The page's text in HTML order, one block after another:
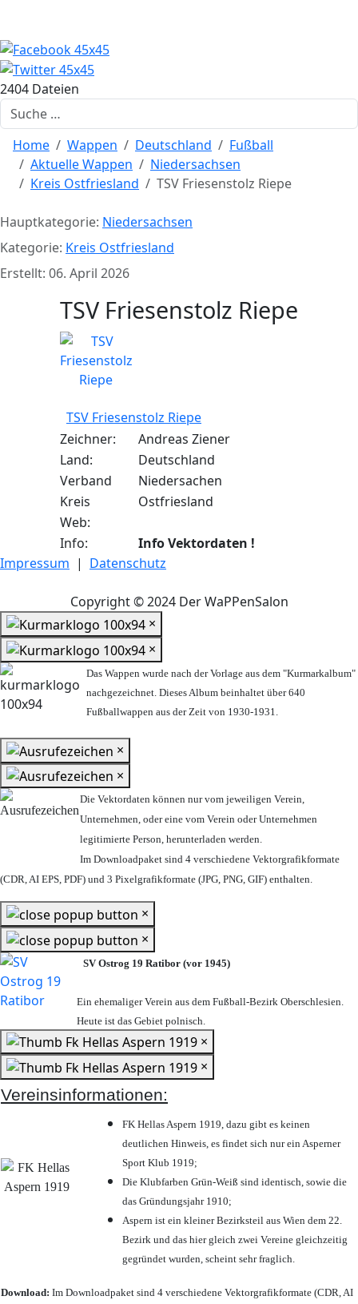
2404 Dateien
Suchen
Home Wappen Deutschland
Fußball
Aktuelle Wappen
Niedersachsen
Kreis Ostfriesland
TSV Friesenstolz Riepe
Hauptkategorie: Niedersachsen
Kategorie: Kreis Ostfriesland
Erstellt: 06. April 2026
TSV Friesenstolz Riepe
TSV Friesenstolz Riepe
Zeichner:
Andreas Ziener
Land:
Deutschland
Verband
Niedersachen
Kreis
Ostfriesland
Web:
Info:
Info Vektordaten !
Impressum | Datenschutz
Copyright © 2024 Der WaPPenSalon
×
×
Das Wappen wurde nach der Vorlage aus dem "Kurmarkalbum"
nachgezeichnet. Dieses Album beinhaltet über 640
Fußballwappen aus der Zeit von 1930-1931.
×
×
Die Vektordaten können nur vom jeweiligen Verein,
Unternehmen, oder eine vom Verein oder Unternehmen
legitimierte Person, herunterladen werden.
Im Downloadpaket sind 4 verschiedene Vektorgrafikformate
(CDR, AI EPS, PDF) und 3 Pixelgrafikformate (JPG, PNG, GIF) enthalten.
×
×
SV Ostrog 19 Ratibor (vor 1945)
Ein ehemaliger Verein aus dem Fußball-Bezirk Oberschlesien.
Heute ist das Gebiet polnisch.
×
×
Vereinsinformationen:
FK Hellas Aspern 1919, dazu gibt es keinen
deutlichen Hinweis, es findet sich nur ein Asperner
Sport Klub 1919;
Die Klubfarben Grün-Weiß sind identisch, sowie die
das Gründungsjahr 1910;
Aspern ist ein kleiner Bezirksteil aus Wien dem 22.
Bezirk und das hier gleich zwei Vereine gleichzeitig
gegründet wurden, scheint sehr fraglich.
Download: Im Downloadpaket sind 4 verschiedene Vektorgrafikformate (CDR, AI